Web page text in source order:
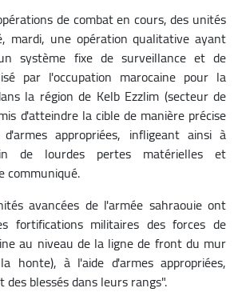
de combat en cours, des unités
mardi, une opération qualitative ayant
système fixe de surveillance et de
par l'occupation marocaine pour la
la région de Kelb Ezzlim (secteur de
d'atteindre la cible de manière précise
appropriées, infligeant ainsi à
de lourdes pertes matérielles et
communiqué.
avancées de l'armée sahraouie ont
fortifications militaires des forces de
au niveau de la ligne de front du mur
honte), à l'aide d'armes appropriées,
blessés dans leurs rangs".